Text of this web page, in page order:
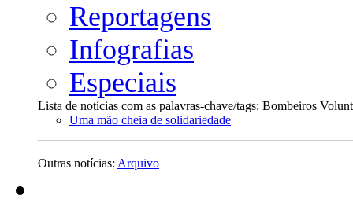
Reportagens
Infografias
Especiais
Lista de notícias com as palavras-chave/tags: Bombeiros
Uma mão cheia de solidariedade
Outras notícias: Arquivo